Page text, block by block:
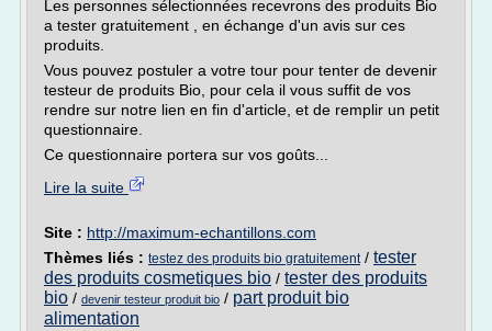
Les personnes sélectionnées recevrons des produits Bio
a tester gratuitement , en échange d'un avis sur ces
produits.
Vous pouvez postuler a votre tour pour tenter de devenir
testeur de produits Bio, pour cela il vous suffit de vos
rendre sur notre lien en fin d'article, et de remplir un petit
questionnaire.
Ce questionnaire portera sur vos goûts...
Lire la suite
Site : http://maximum-echantillons.com
Thèmes liés : testez des produits bio gratuitement/ tester
des produits cosmetiques bio / tester des produits
bio / devenir testeur produit bio / part produit bio
alimentation